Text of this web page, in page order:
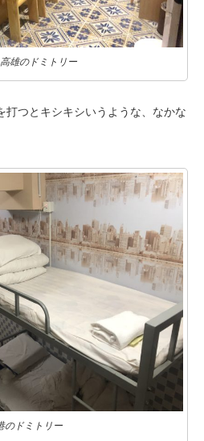
雄のドミトリー
打つとキシキシいうような、なかな
のドミトリー